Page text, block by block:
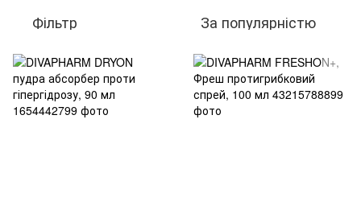
Фільтр За популярністю